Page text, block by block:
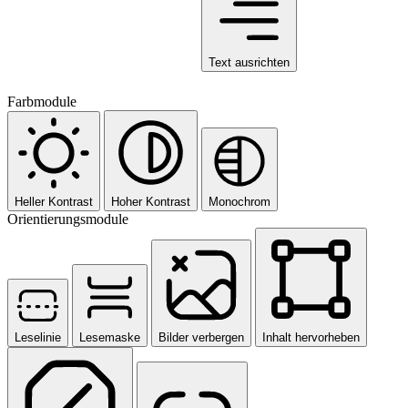
Text ausrichten
Farbmodule
Heller Kontrast Hoher Kontrast Monochrom
Orientierungsmodule
Leselinie Lesemaske Bilder verbergen Inhalt hervorheben